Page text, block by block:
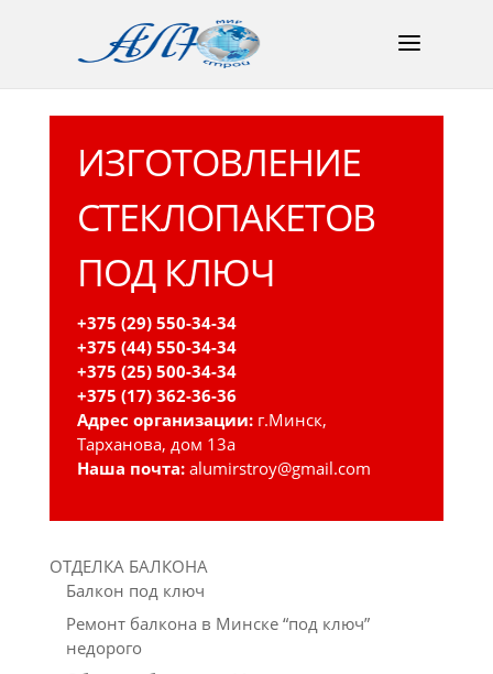
ИЗГОТОВЛЕНИЕ
СТЕКЛОПАКЕТОВ
ПОД КЛЮЧ
+375 (29) 550-34-34
+375 (44) 550-34-34
+375 (25) 500-34-34
+375 (17) 362-36-36
Адрес организации: г.Минск,
Тарханова, дом 13а
Наша почта: alumirstroy@gmail.com
ОТДЕЛКА БАЛКОНА
Балкон под ключ
Ремонт балкона в Минске “под ключ”
недорого